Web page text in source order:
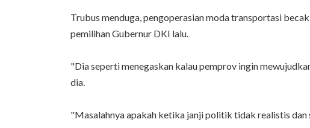
Trubus menduga, pengoperasian moda transportasi
pemilihan Gubernur DKI lalu.
"Dia seperti menegaskan kalau pemprov ingin
dia.
"Masalahnya apakah ketika janji politik tidak realistis dan